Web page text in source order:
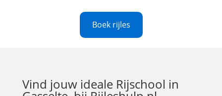
Boek rijles
Vind jouw ideale Rijschool in